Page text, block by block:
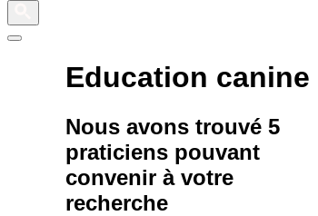
Education canine
Nous avons trouvé 5
praticiens pouvant
convenir à votre
recherche